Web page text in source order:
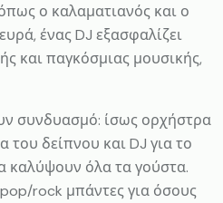
ο καλαματιανός και ο
ένας DJ εξασφαλίζει
και παγκόσμιας μουσικής,
συνδυασμό: ίσως ορχήστρα
του δείπνου και DJ για το
καλύψουν όλα τα γούστα.
rock μπάντες για όσους